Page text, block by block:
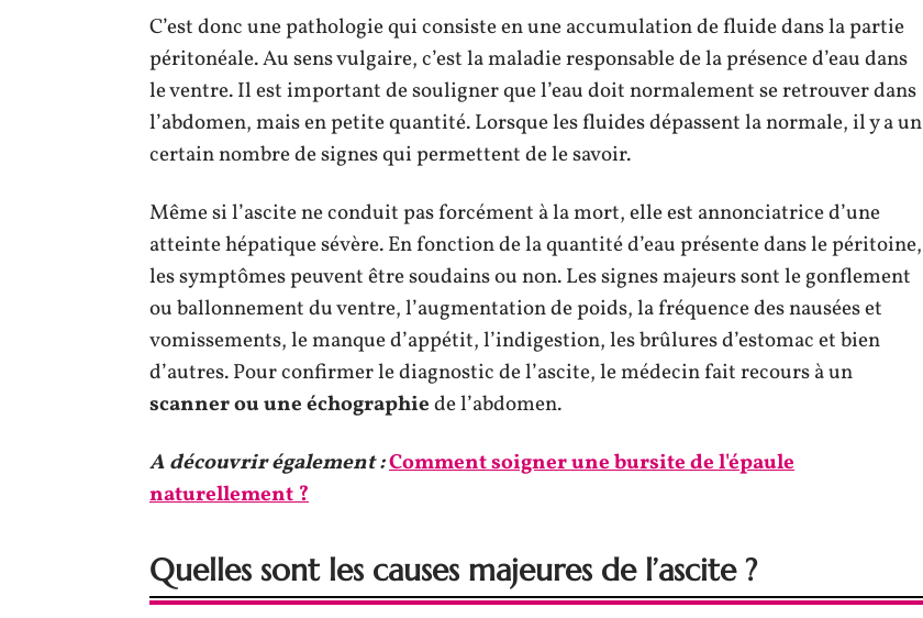
C’est donc une pathologie qui consiste en une accumulation de fluide dans la partie
péritonéale. Au sens vulgaire, c’est la maladie responsable de la présence d’eau dans
le ventre. Il est important de souligner que l’eau doit normalement se retrouver dans
l’abdomen, mais en petite quantité. Lorsque les fluides dépassent la normale, il y a un
certain nombre de signes qui permettent de le savoir.
Même si l’ascite ne conduit pas forcément à la mort, elle est annonciatrice d’une
atteinte hépatique sévère. En fonction de la quantité d’eau présente dans le péritoine,
les symptômes peuvent être soudains ou non. Les signes majeurs sont le gonflement
ou ballonnement du ventre, l’augmentation de poids, la fréquence des nausées et
vomissements, le manque d’appétit, l’indigestion, les brûlures d’estomac et bien
d’autres. Pour confirmer le diagnostic de l’ascite, le médecin fait recours à un
scanner ou une échographiede l’abdomen.
A découvrir également :Comment soigner une bursite de l'épaule
naturellement ?
Quelles sont les causes majeures de l’ascite ?